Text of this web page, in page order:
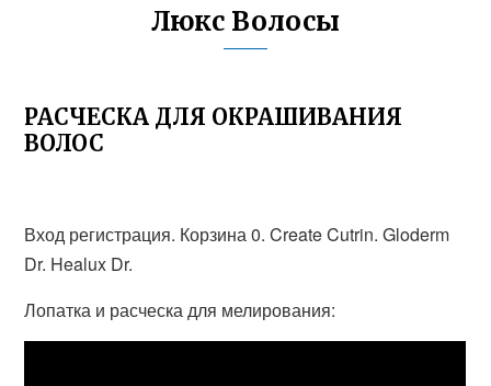
Люкс Волосы
РАСЧЕСКА ДЛЯ ОКРАШИВАНИЯ
ВОЛОС
Вход регистрация. Корзина 0. Create Cutrin. Gloderm
Dr. Healux Dr.
Лопатка и расческа для мелирования: